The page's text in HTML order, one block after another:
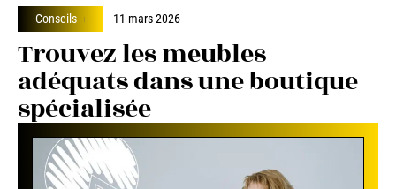
Conseils 11 mars 2026
Trouvez les meubles
adéquats dans une boutique
spécialisée